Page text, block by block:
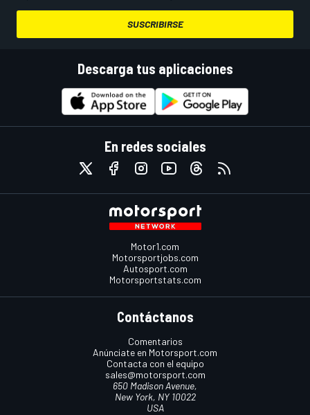
SUSCRIBIRSE
Descarga tus aplicaciones
En redes sociales
Motor1.com
Motorsportjobs.com
Autosport.com
Motorsportstats.com
Contáctanos
Comentarios
Anúnciate en Motorsport.com
Contacta con el equipo
sales@motorsport.com
650 Madison Avenue,
New York, NY 10022
USA